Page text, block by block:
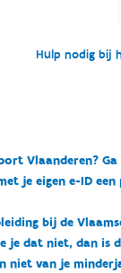
Hulp nodig bij
Vlaanderen?
je eigen e-ID
bij de
je dat niet, dan
niet van je